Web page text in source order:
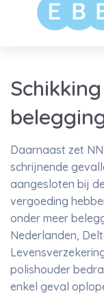
Daarnaast zet
schrijnende
aangesloten bij
vergoeding
onder meer
Nederlanden,
polishouder
enkel geval